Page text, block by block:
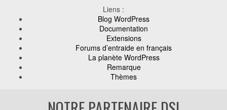
Liens :
Blog WordPress
Documentation
Extensions
Forums d’entraide en français
La planète WordPress
Remarque
Thèmes